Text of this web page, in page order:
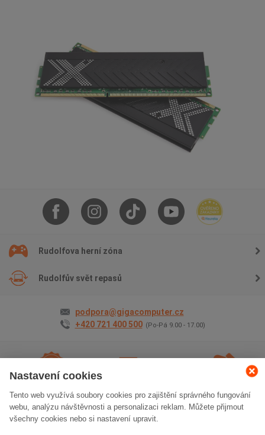
Nastavení cookies
Tento web využívá soubory cookies pro zajištění správného fungování
webu, analýzu návštěvnosti a personalizaci reklam. Můžete přijmout
všechny cookies nebo si nastavení upravit.
Rudolfova herní zóna
Rudolfův svět repasů
podpora@gigacomputer.cz
+420 721 400 500 (Po-Pá 9.00 - 17.00)
2 roky záruky na vše Doprava zdarma Osobní odběr zdarma